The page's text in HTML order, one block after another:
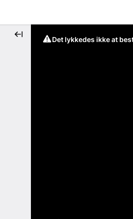
Det lykkedes ikke at